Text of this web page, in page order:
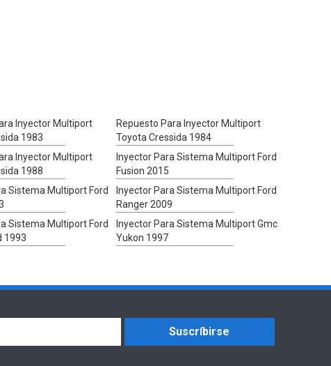
Inyector Multiport
1983
Repuesto Para Inyector Multiport
Toyota Cressida 1984
Inyector Multiport
1988
Inyector Para Sistema Multiport Ford
Fusion 2015
Sistema Multiport Ford
Inyector Para Sistema Multiport Ford
Ranger 2009
Sistema Multiport Ford
1993
Inyector Para Sistema Multiport Gmc
Yukon 1997
Suscríbirse